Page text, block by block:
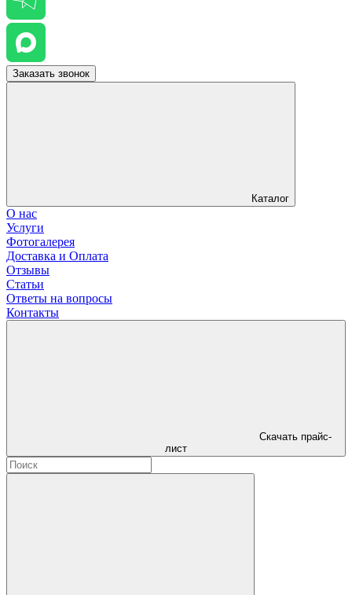
Заказать звонок
Каталог
О нас
Услуги
Фотогалерея
Доставка и Оплата
Отзывы
Статьи
Ответы на вопросы
Контакты
Скачать прайс-
лист